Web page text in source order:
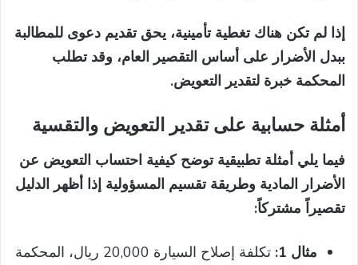
إذا لم تكن هناك تغطية تأمينية، يحق تقديم دعوى للمطالبة
ببدل الأضرار على أساس التقصير العام، وقد تطلب
المحكمة خبرة لتقدير التعويض.
أمثلة حسابية على تقدير التعويض والتقسية
فيما يلي أمثلة تطبيقية توضح كيفية احتساب التعويض عن
الأضرار المادية وطريقة تقسيم المسؤولية إذا أظهر الدليل
تقصيراً مشتركاً:
مثال 1:
تكلفة إصلاح السيارة 20,000 ريال، المحكمة